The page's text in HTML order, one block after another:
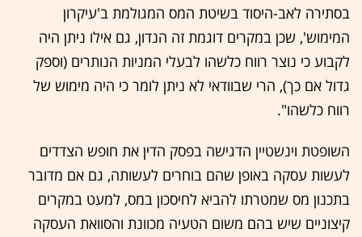
בסתירה לאב-היסוד בשיטת המס המגולמת ב'עיקרון
המימוש', שכן במקרים דוגמת זה הנדון, גם אילו ניתן היה
לקבוע כי נוצר רווח כלשהו לבעלי המניות הנותרים (וספק
גדול אם כך), הרי שבוודאי לא ניתן לומר כי היה מימוש של
רווח כלשהו".
השופטת וינשטיין הדגישה בפסק הדין את חופש הצדדים
לעשות עסקה באופן שהם בוחרים לעשותה, גם אם מדובר
בתכנון מס שמטרתו להביא לחיסכון במס, למעט במקרים
קיצוניים שיש בהם משום הטעיה מכוונת והסוואת העסקה